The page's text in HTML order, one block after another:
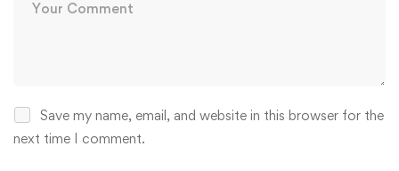
Save my name, email, and website in this browser for the
next time I comment.